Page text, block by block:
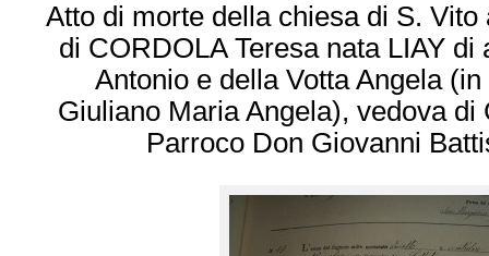
Atto di morte della chiesa di S. Vito
di CORDOLA Teresa nata LIAY di
Antonio e della Votta Angela
Giuliano Maria Angela), vedova di
Parroco Don Giovanni